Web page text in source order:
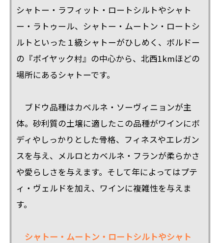
シャトー・ラフィット・ロートシルトやシャト
ー・ラトゥール、シャトー・ムートン・ロートシ
ルトといった１級シャトーがひしめく、ボルドー
の『ポイヤック村』の中心から、北西1kmほどの
場所にあるシャトーです。
ブドウ品種はカベルネ・ソーヴィニョンが主
体。砂利質の土壌に適したこの品種がワインにボ
ディやしっかりとした骨格、フィネスやエレガン
スを与え、メルロとカベルネ・フランが柔らかさ
や愛らしさを与えます。そして年によってはプテ
ィ・ヴェルドを加え、ワインに複雑性を与えま
す。
シャトー・ムートン・ロートシルトやシャト